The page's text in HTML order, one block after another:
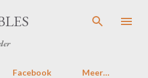
hoofdcontent
Facebook Meer…